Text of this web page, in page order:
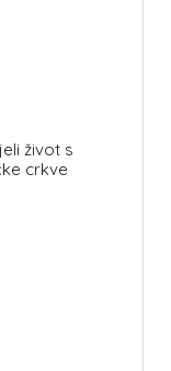
život s
crkve